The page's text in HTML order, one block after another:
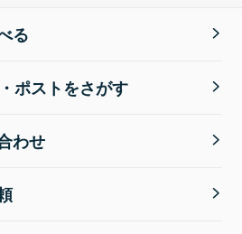
る
ポストをさがす
わせ